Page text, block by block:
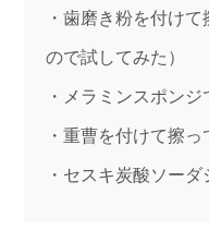
・歯磨き粉を付け
ので試してみた）
・メラミンスポン
・重曹を付けて擦っ
・セスキ炭酸ソー